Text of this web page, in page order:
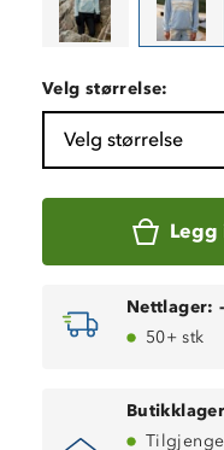
Velg størrelse:
Velg størrelse
Legg
Nettlager: -
50+ stk